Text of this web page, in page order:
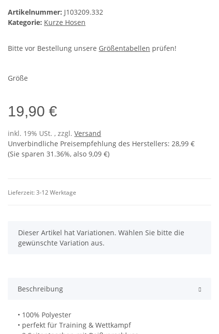
Artikelnummer: J103209.332
Kategorie: Kurze Hosen
Bitte vor Bestellung unsere Größentabellen prüfen!
Größe
19,90 €
inkl. 19% USt. , zzgl. Versand
Unverbindliche Preisempfehlung des Herstellers: 28,99 €
(Sie sparen 31.36%, also 9,09 €)
Lieferzeit:3-12 Werktage
x
Dieser Artikel hat Variationen. Wählen Sie bitte die
gewünschte Variation aus.
Beschreibung
• 100% Polyester
• perfekt für Training & Wettkampf